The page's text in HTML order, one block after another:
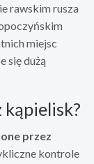
rawskim rusza
miejsc
się dużą
kąpielisk?
przez
kontrole